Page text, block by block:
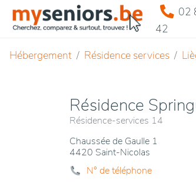
02
42
Hébergement Résidence services
Résidence
Résidence-services 14
Chaussée de Gaulle 1
4420 Saint-Nicolas
N° de téléphone